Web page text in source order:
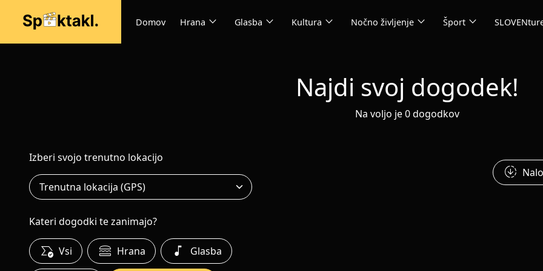
Domov Hrana expand_more Glasba expand_more Kultura expand_more Nočno življenje expand_more Šport expand_more
Najdi svoj dogodek!
Na voljo je 0 dogodkov
Izberi svojo trenutno lokacijo
Kateri dogodki te zanimajo?
all_match Vsi lunch_dining Hrana music_note Glasba
downloading